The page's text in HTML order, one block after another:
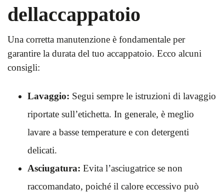
dellaccappatoio
Una corretta manutenzione è fondamentale per
garantire la durata del tuo accappatoio. Ecco alcuni
consigli:
Lavaggio: Segui sempre le istruzioni di lavaggio
riportate sull’etichetta. In generale, è meglio
lavare a basse temperature e con detergenti
delicati.
Asciugatura: Evita l’asciugatrice se non
raccomandato, poiché il calore eccessivo può